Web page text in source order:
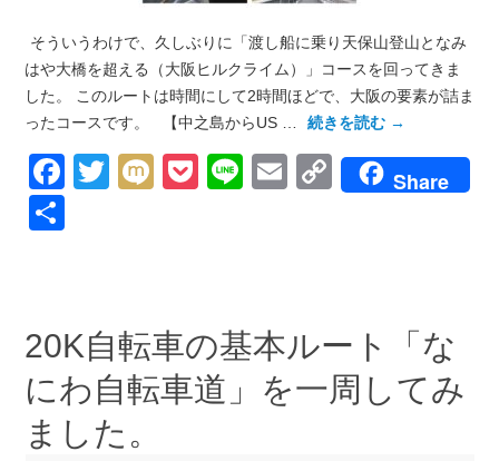
そういうわけで、久しぶりに「渡し船に乗り天保山登山となみ
はや大橋を超える（大阪ヒルクライム）」コースを回ってきま
した。 このルートは時間にして2時間ほどで、大阪の要素が詰ま
ったコースです。 【中之島からUS …
続きを読む →
Facebook
Twitter
MixiPocket
LineEmailCopyShare
20K自転車の基本ルート「な
にわ自転車道」を一周してみ
ました。